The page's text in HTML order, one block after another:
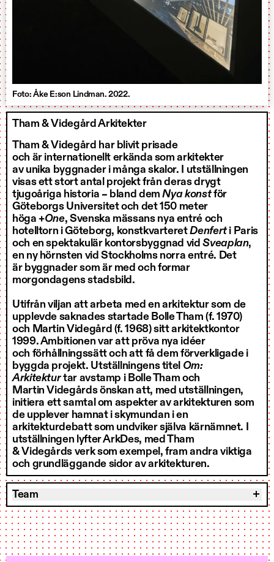
Foto: Åke E:son Lindman. 2022.
Tham & Videgård Arkitekter
Tham & Videgård har blivit prisade
och är internationellt erkända som arkitekter
av unika byggnader i många skalor. I utställningen
visas ett stort antal projekt från deras drygt
tjugoåriga historia – bland demNya konstför
Göteborgs Universitet och det 150 meter
höga+One, Svenska mässans nya entré och
hotelltorn i Göteborg, konstkvarteretDenferti Paris
och en spektakulär kontorsbyggnad vidSveaplan,
en ny hörnsten vid Stockholms norra entré. Det
är byggnader som är med och formar
morgondagens stadsbild.
Utifrån viljan att arbeta med en arkitektur som de
upplevde saknades startade Bolle Tham (f. 1970)
och Martin Videgård (f. 1968) sitt arkitektkontor
1999. Ambitionen var att pröva nya idéer
och förhållningssätt och att få dem förverkligade i
byggda projekt. Utställningens titel Om:
Arkitekturtar avstamp i Bolle Tham och
Martin Videgårds önskan att, med utställningen,
initiera ett samtal om aspekter av arkitekturen som
de upplever hamnat i skymundan i en
arkitekturdebatt som undviker själva kärnämnet. I
utställningen lyfter ArkDes, med Tham
& Videgårds verk som exempel, fram andra viktiga
och grundläggande sidor av arkitekturen.
Team